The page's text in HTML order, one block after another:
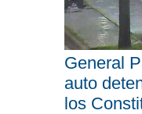
General
auto
los